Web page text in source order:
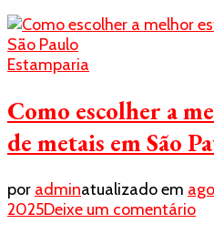
Estamparia
Como escolher a
de metais em São
por adminatualizado em
2025Deixe um comentárioem